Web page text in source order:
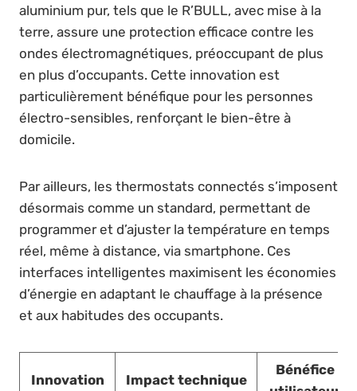
aluminium pur, tels que le R’BULL, avec mise à la
terre, assure une protection efficace contre les
ondes électromagnétiques, préoccupant de plus
en plus d’occupants. Cette innovation est
particulièrement bénéfique pour les personnes
électro-sensibles, renforçant le bien-être à
domicile.
Par ailleurs, les thermostats connectés s’imposent
désormais comme un standard, permettant de
programmer et d’ajuster la température en temps
réel, même à distance, via smartphone. Ces
interfaces intelligentes maximisent les économies
d’énergie en adaptant le chauffage à la présence
et aux habitudes des occupants.
Innovation Impact technique
Bénéfice